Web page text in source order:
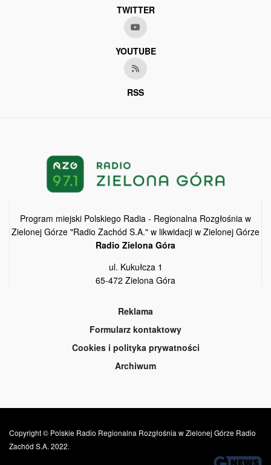
TWITTER
YOUTUBE
RSS
Program miejski Polskiego Radia - Regionalna Rozgłośnia w
Zielonej Górze "Radio Zachód S.A." w likwidacji w Zielonej Górze
Radio Zielona Góra
ul. Kukułcza 1
65-472 Zielona Góra
Reklama
Formularz kontaktowy
Cookies i polityka prywatności
Archiwum
Copyright © Polskie Radio Regionalna Rozgłośnia w Zielonej Górze Radio
Zachód S.A. 2022.